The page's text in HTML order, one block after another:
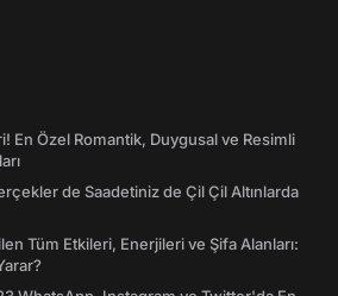
En Özel Romantik, Duygusal ve Resimli
de Saadetiniz de Çil Çil Altınlarda
Tüm Etkileri, Enerjileri ve Şifa Alanları: